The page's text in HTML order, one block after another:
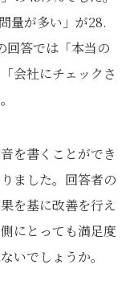
量が多い」が28.
回答では「本当の
会社にチェックさ
を書くことができ
ました。回答者の
を基に改善を行え
にとっても満足度
いでしょうか。